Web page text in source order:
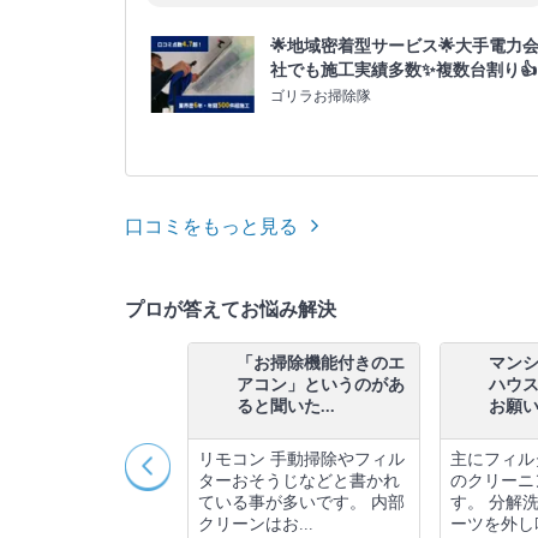
🌟地域密着型サービス🌟大手電力会
社でも施工実績多数✨複数台割り👍
ゴリラお掃除隊
口コミをもっと見る
プロが答えてお悩み解決
余裕をもってご予
で、希望日にご予
「お掃除機能付きのエ
アコン」というのがあ
ると聞いた...
リモコン 手動掃除やフィル
ターおそうじなどと書かれ
ている事が多いです。 内部
クリーンはお...
マン
ハウ
お願
主にフィ
のクリー
す。 分解
ーツを外